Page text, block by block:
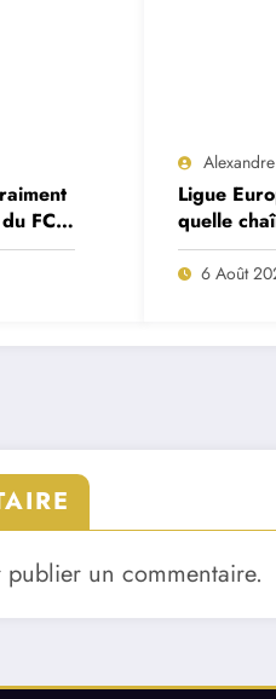
FC
Ligue
quelle
match ?
6 Août
publier un commentaire.